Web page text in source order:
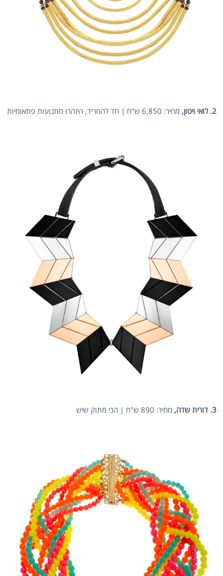
2. לואי ויטון, מחיר: 6,850 ש"ח | חד להחריד, היזהרו מתנועות פתאומיות
3. דורית שדה, מחיר: 890 ש"ח | הכי מתוק שיש